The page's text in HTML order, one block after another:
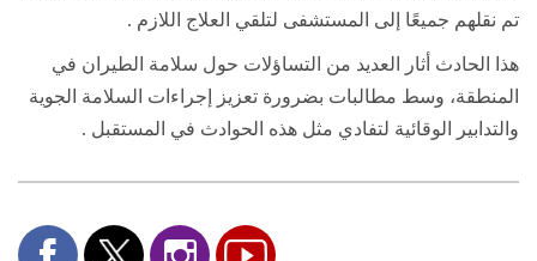
تم نقلهم جميعًا إلى المستشفى لتلقي العلاج اللازم .
هذا الحادث أثار العديد من التساؤلات حول سلامة الطيران في
المنطقة، وسط مطالبات بضرورة تعزيز إجراءات السلامة الجوية
والتدابير الوقائية لتفادي مثل هذه الحوادث في المستقبل .